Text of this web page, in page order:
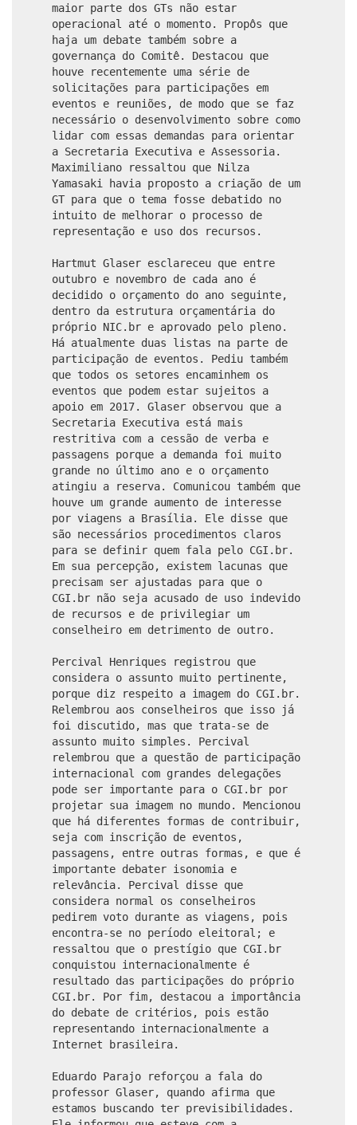
maior parte dos GTs não estar
operacional até o momento. Propôs que
haja um debate também sobre a
governança do Comitê. Destacou que
houve recentemente uma série de
solicitações para participações em
eventos e reuniões, de modo que se faz
necessário o desenvolvimento sobre como
lidar com essas demandas para orientar
a Secretaria Executiva e Assessoria.
Maximiliano ressaltou que Nilza
Yamasaki havia proposto a criação de um
GT para que o tema fosse debatido no
intuito de melhorar o processo de
representação e uso dos recursos.
Hartmut Glaser esclareceu que entre
outubro e novembro de cada ano é
decidido o orçamento do ano seguinte,
dentro da estrutura orçamentária do
próprio NIC.br e aprovado pelo pleno.
Há atualmente duas listas na parte de
participação de eventos. Pediu também
que todos os setores encaminhem os
eventos que podem estar sujeitos a
apoio em 2017. Glaser observou que a
Secretaria Executiva está mais
restritiva com a cessão de verba e
passagens porque a demanda foi muito
grande no último ano e o orçamento
atingiu a reserva. Comunicou também que
houve um grande aumento de interesse
por viagens a Brasília. Ele disse que
são necessários procedimentos claros
para se definir quem fala pelo CGI.br.
Em sua percepção, existem lacunas que
precisam ser ajustadas para que o
CGI.br não seja acusado de uso indevido
de recursos e de privilegiar um
conselheiro em detrimento de outro.
Percival Henriques registrou que
considera o assunto muito pertinente,
porque diz respeito a imagem do CGI.br.
Relembrou aos conselheiros que isso já
foi discutido, mas que trata-se de
assunto muito simples. Percival
relembrou que a questão de participação
internacional com grandes delegações
pode ser importante para o CGI.br por
projetar sua imagem no mundo. Mencionou
que há diferentes formas de contribuir,
seja com inscrição de eventos,
passagens, entre outras formas, e que é
importante debater isonomia e
relevância. Percival disse que
considera normal os conselheiros
pedirem voto durante as viagens, pois
encontra-se no período eleitoral; e
ressaltou que o prestígio que CGI.br
conquistou internacionalmente é
resultado das participações do próprio
CGI.br. Por fim, destacou a importância
do debate de critérios, pois estão
representando internacionalmente a
Internet brasileira.
Eduardo Parajo reforçou a fala do
professor Glaser, quando afirma que
estamos buscando ter previsibilidades.